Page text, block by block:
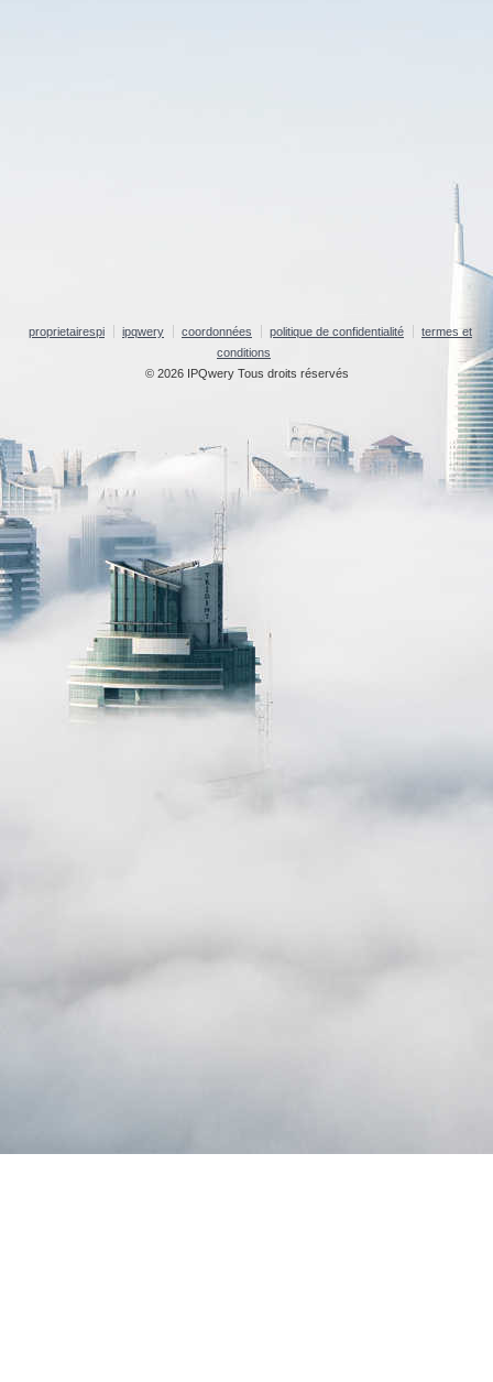
proprietairespi ipqwery coordonnées politique de confidentialité
termes et
conditions
© 2026 IPQwery Tous droits réservés